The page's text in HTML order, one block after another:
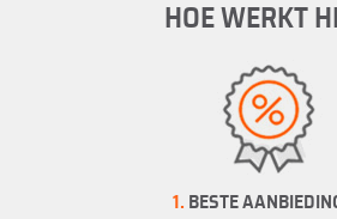
HOE WERKT
1. BESTE